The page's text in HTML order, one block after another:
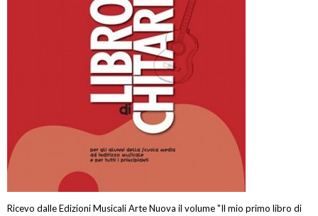
Ricevo dalle Edizioni Musicali Arte Nuova il volume "Il mio primo libro di